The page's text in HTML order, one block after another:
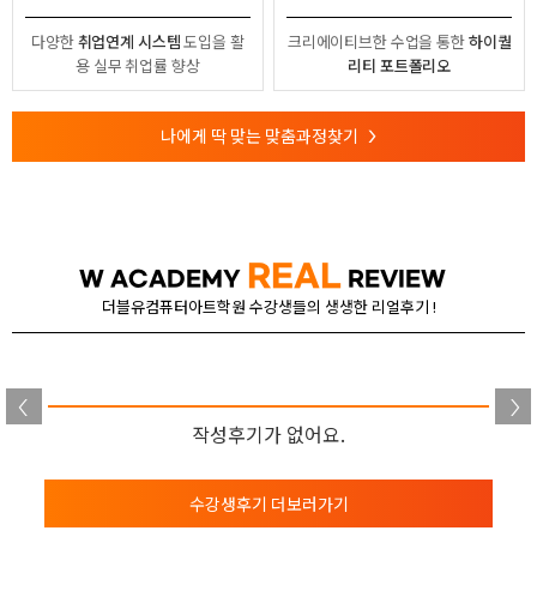
다양한취업연계 시스템도입을 활
용실무 취업률 향상
크리에이티브한 수업을 통한하이퀄
리티 포트폴리오
나에게 딱 맞는 맞춤과정찾기 >
W ACADEMY REAL REVIEW
더블유컴퓨터아트학원 수강생들의 생생한 리얼후기 !
작성후기가 없어요.
수강생후기 더보러가기